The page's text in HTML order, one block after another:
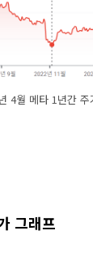
4월 메타 1년간 주
그래프